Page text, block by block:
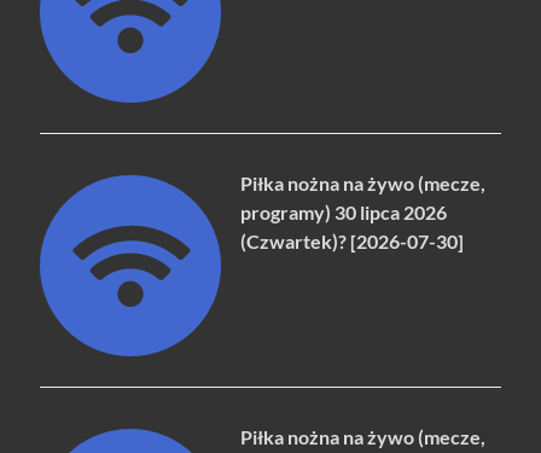
Piłka nożna na żywo (mecze,
programy) 30 lipca 2026
(Czwartek)? [2026-07-30]
Piłka nożna na żywo (mecze,